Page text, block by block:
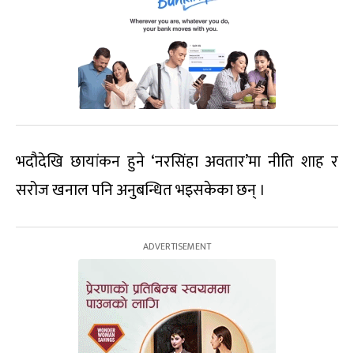
भदौदेखि छायांकन हुने ‘नरसिंहा अवतार’मा नीति शाह र
सरोज खनाल पनि अनुबन्धित भइसकेका छन् ।